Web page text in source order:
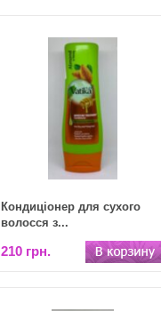
Кондиціонер для сухого
волосся з...
210 грн.